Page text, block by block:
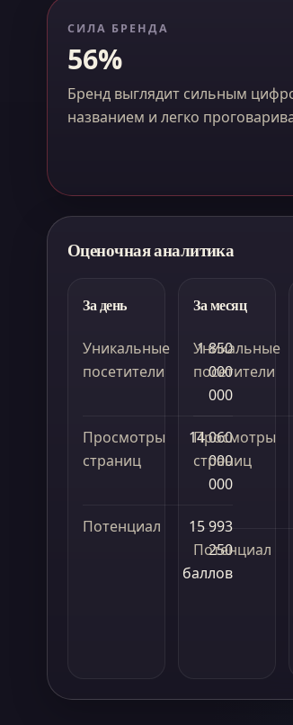
СИЛА БРЕНДА
56%
Бренд выглядит сильным
названием и легко
Оценочная аналитика
За день
Уникальные
посетители
1 850
000
000
Просмотры
страниц
14 060
000
000
Потенциал
15 993
250
баллов
За месяц
Уникальные
посетители
Просмотры
страниц
Потенциал